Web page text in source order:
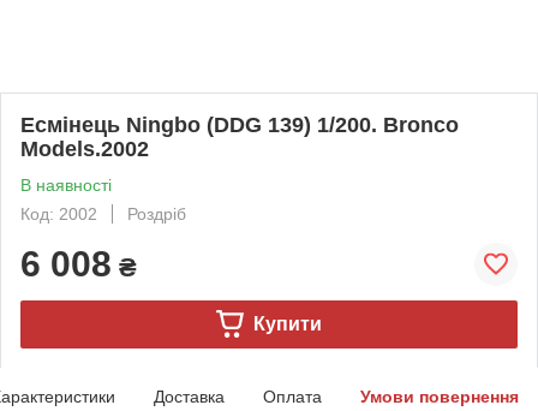
Есмінець Ningbo (DDG 139) 1/200. Bronco
Models.2002
В наявності
Код: 2002
Роздріб
6 008 ₴
Купити
Доставка Оплата Умови повернення